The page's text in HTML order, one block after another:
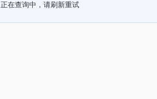
正在查询中，请刷新重试